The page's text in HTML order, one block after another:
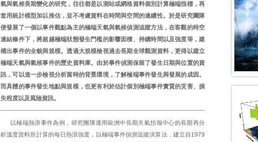
氣與氣候長期變化的研究，往往都是以測站或網格資料個別計算極端指標，再
套用統計模型加以推估，並不考慮資料在時間與空間的連續性。於是研究團隊
便發展了一個以事件觀點為主的極端天氣與氣候偵測追蹤方法，在客觀的時空
連結條件下，將超越極端狀態發生門檻的影響面積、持續時間以及強度等，建
構出事件的全貌與規模。透過大規模檢視過去長期全球觀測資料，更得以建立
極端天氣與氣候事件的歷史資料庫。由於事件偵測保留了發生日期與位置的資
訊，可以進一步檢視分析當時的背景環境，了解極端事件發生與發展的成因。
而具體的事件發生地點與規模，也更有利於估計個別極端事件實質的災害、損
失程度以及風險資訊。
以極端熱浪事件為例，研究團隊運用歐洲中長期天氣預報中心的長期再分
析溫度資料所計算的每日熱浪強度，以極端事件偵測追蹤演算法，建立自1979